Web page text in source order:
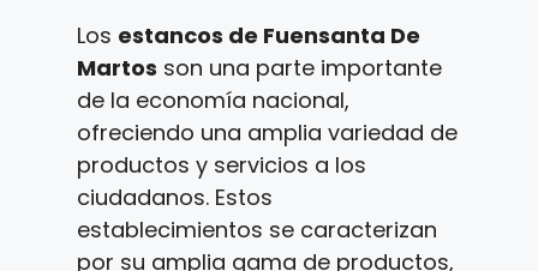
Los estancos de Fuensanta De
Martos son una parte importante
de la economía nacional,
ofreciendo una amplia variedad de
productos y servicios a los
ciudadanos. Estos
establecimientos se caracterizan
por su amplia gama de productos,